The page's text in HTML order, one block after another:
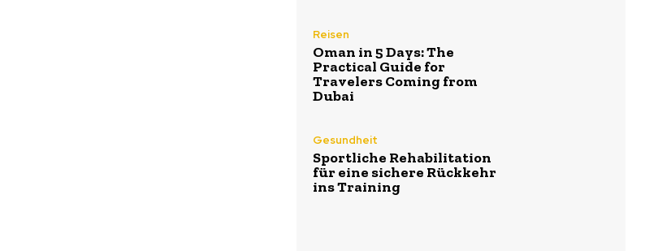
Reisen
Oman in 5 Days: The
Practical Guide for
Travelers Coming from
Dubai
Gesundheit
Sportliche Rehabilitation
für eine sichere Rückkehr
ins Training